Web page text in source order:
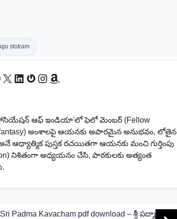
stotram
X LinkedIn
Gravatar
Instagram
Amazon
ఆఫ్ ఇండియా'లో ఫెలో మెంబర్ (Fellow
fantasy) అంశాలపై ఆయనకు అపారమైన అనుభవం, లోతైన
ఆధ్యాత్మిక పుస్తక రచయితగా ఆయనకు మంచి గుర్తింపు
నిశితంగా అధ్యయనం చేసి, పాఠకులకు అత్యంత
Sri Padma Kavacham pdf download – శ్రీ పద్మా